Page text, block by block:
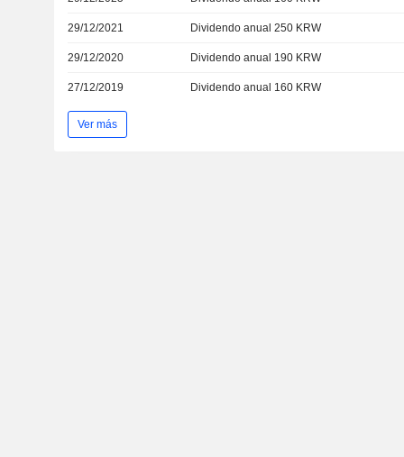
29/12/2021 Dividendo anual 250 KRW
29/12/2020 Dividendo anual 190 KRW
27/12/2019 Dividendo anual 160 KRW
Ver más